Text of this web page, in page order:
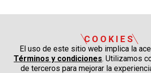
COOKIES
El uso de este sitio web implica la
Términos y condiciones. Utilizamos
de terceros para mejorar la